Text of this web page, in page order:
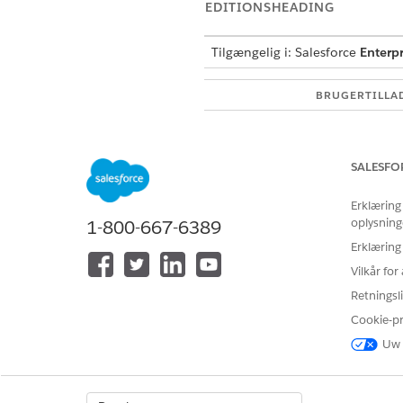
EDITIONSHEADING
Tilgængelig i: Salesforce
API-navn
Handlingstype
Referencehandling
Kører denne handling en eller
1-800-667-6389
Erklæring
Vilkår for
Cookie-
Uw